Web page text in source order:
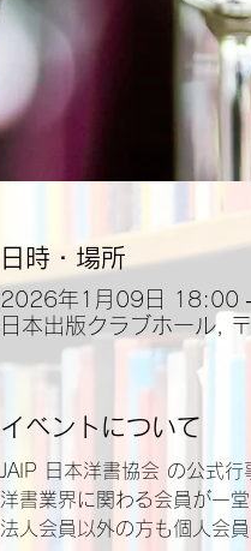
日時・場所
2026年1月09日 18:00
日本出版クラブホール,
イベントについて
JAIP 日本洋書協会 の公式
洋書業界に関わる会員が一
法人会員以外の方も個人会